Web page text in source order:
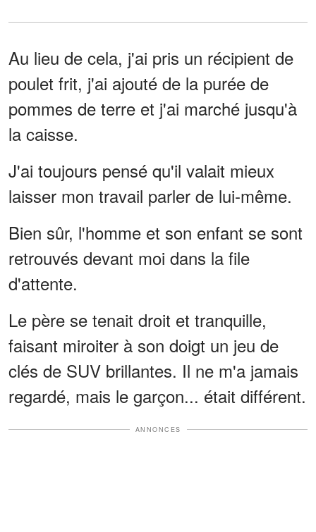
Au lieu de cela, j'ai pris un récipient de
poulet frit, j'ai ajouté de la purée de
pommes de terre et j'ai marché jusqu'à
la caisse.
J'ai toujours pensé qu'il valait mieux
laisser mon travail parler de lui-même.
Bien sûr, l'homme et son enfant se sont
retrouvés devant moi dans la file
d'attente.
Le père se tenait droit et tranquille,
faisant miroiter à son doigt un jeu de
clés de SUV brillantes. Il ne m'a jamais
regardé, mais le garçon... était différent.
ANNONCES